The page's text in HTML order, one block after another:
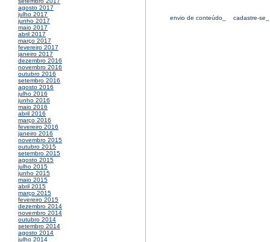
agosto 2017
julho 2017
junho 2017
maio 2017
abril 2017
março 2017
fevereiro 2017
janeiro 2017
dezembro 2016
novembro 2016
outubro 2016
setembro 2016
agosto 2016
julho 2016
junho 2016
maio 2016
abril 2016
março 2016
fevereiro 2016
janeiro 2016
novembro 2015
outubro 2015
setembro 2015
agosto 2015
julho 2015
junho 2015
maio 2015
abril 2015
março 2015
fevereiro 2015
dezembro 2014
novembro 2014
outubro 2014
setembro 2014
agosto 2014
julho 2014
envio de conteúdo_ cadastre-se_